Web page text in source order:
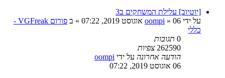
[יוטיוב] עלילת המשחקים ב3
על ידי
oompi » 06 אוגוסט 2019, 07:22 » ב
פורום VGFreak -
כללי
0 תגובות
262590 צפיות
הודעה אחרונה על ידי oompi
06 אוגוסט 2019, 07:22